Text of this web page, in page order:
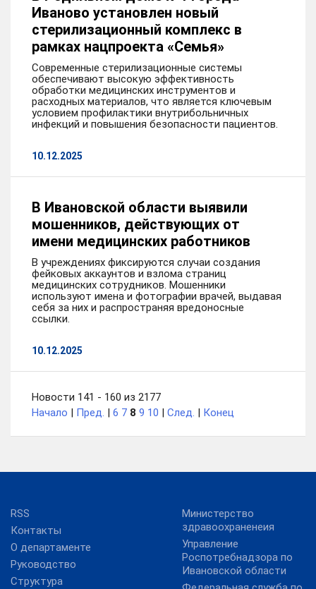
Иваново установлен новый
стерилизационный комплекс в
рамках нацпроекта «Семья»
Современные стерилизационные системы
обеспечивают высокую эффективность
обработки медицинских инструментов и
расходных материалов, что является ключевым
условием профилактики внутрибольничных
инфекций и повышения безопасности пациентов.
10.12.2025
В Ивановской области выявили
мошенников, действующих от
имени медицинских работников
В учреждениях фиксируются случаи создания
фейковых аккаунтов и взлома страниц
медицинских сотрудников. Мошенники
используют имена и фотографии врачей, выдавая
себя за них и распространяя вредоносные
ссылки.
10.12.2025
Новости 141 - 160 из 2177
Начало | Пред. | 6 7 8 9 10 | След. | Конец
RSS
Контакты
О департаменте
Руководство
Структура
Министерство
здравоохраненеия
Управление
Роспотребнадзора по
Ивановской области